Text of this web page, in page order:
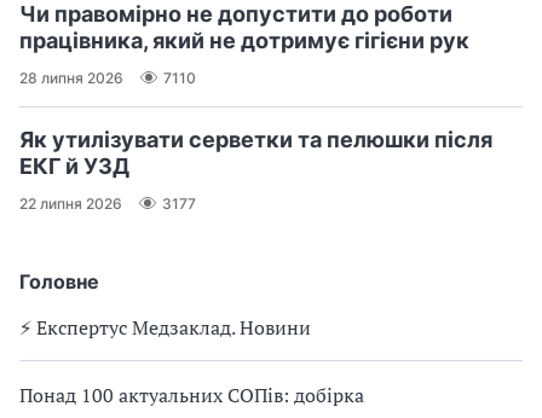
Головне
⚡️ Експертус Медзаклад. Новини
Понад 100 актуальних СОПів: добірка
Чи правомірно не допустити до роботи
працівника, який не дотримує гігієни рук
28 липня 2026 7110
Як утилізувати серветки та пелюшки після
ЕКГ й УЗД
22 липня 2026 3177